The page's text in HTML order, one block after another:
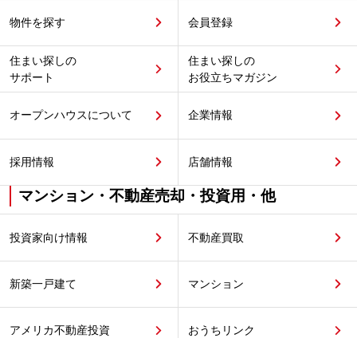
物件を探す 会員登録
住まい探しの
サポート
住まい探しの
お役立ちマガジン
オープンハウスについて 企業情報
採用情報 店舗情報
マンション・不動産売却・投資用・他
投資家向け情報 不動産買取
新築一戸建て マンション
アメリカ不動産投資 おうちリンク